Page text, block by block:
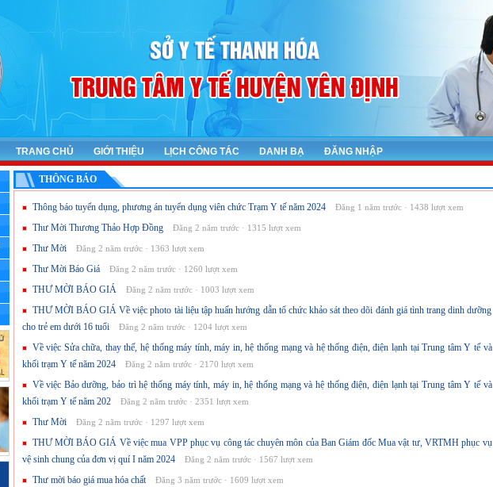
TRANG CHỦ GIỚI THIỆU LỊCH CÔNG TÁC DANH BẠ ĐĂNG NHẬP
THÔNG BÁO
Thông báo tuyển dụng, phương án tuyển dụng viên chức Trạm Y tế năm 2024 Đăng 1 năm trước · 1438 lượt xem
Thư Mời Thương Thảo Hợp Đồng Đăng 2 năm trước · 1315 lượt xem
Thư Mời Đăng 2 năm trước · 1363 lượt xem
Thư Mời Báo Giá Đăng 2 năm trước · 1260 lượt xem
THƯ MỜI BÁO GIÁ Đăng 2 năm trước · 1003 lượt xem
THƯ MỜI BÁO GIÁ Về việc photo tài liệu tập huấn hướng dẫn tổ chức khảo sát theo dõi đánh giá tình trang dinh dưỡng
cho trẻ em dưới 16 tuổi
Đăng 2 năm trước · 1204 lượt xem
Về việc Sửa chữa, thay thế, hệ thống máy tính, máy in, hệ thống mạng và hệ thống điện, điện lạnh tại Trung tâm Y tế và
khối trạm Y tế năm 2024
Đăng 2 năm trước · 2170 lượt xem
Về việc Bảo dưỡng, bảo trì hệ thống máy tính, máy in, hệ thống mạng và hệ thống điện, điện lạnh tại Trung tâm Y tế và
khối trạm Y tế năm 202
Đăng 2 năm trước · 2351 lượt xem
Thư Mời Đăng 2 năm trước · 1297 lượt xem
THƯ MỜI BÁO GIÁ Về việc mua VPP phục vụ công tác chuyên môn của Ban Giám đốc Mua vật tư, VRTMH phục vụ
vệ sinh chung của đơn vị quí I năm 2024
Đăng 2 năm trước · 1567 lượt xem
Thư mời báo giá mua hóa chất Đăng 3 năm trước · 1609 lượt xem